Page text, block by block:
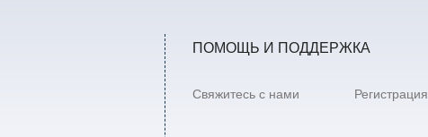
ПОМОЩЬ И ПОДДЕРЖКА
Свяжитесь с нами Регистрация